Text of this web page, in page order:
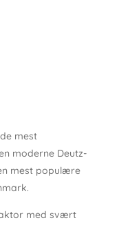
mest
moderne Deutz-
mest populære
med svært